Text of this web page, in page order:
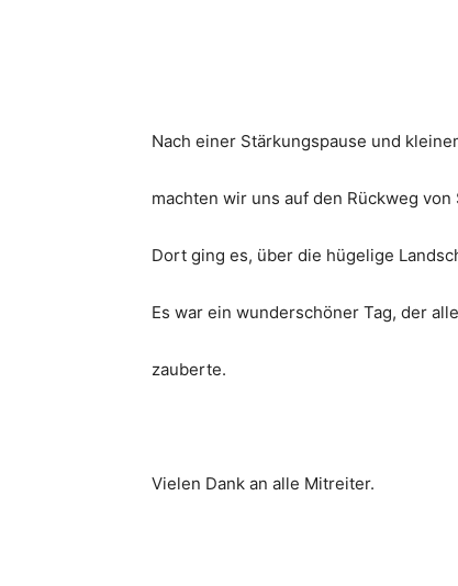
Nach einer Stärkungspause und
machten wir uns auf den Rückweg
Dort ging es, über die hügelige
Es war ein wunderschöner Tag, der
zauberte.
Vielen Dank an alle Mitreiter.